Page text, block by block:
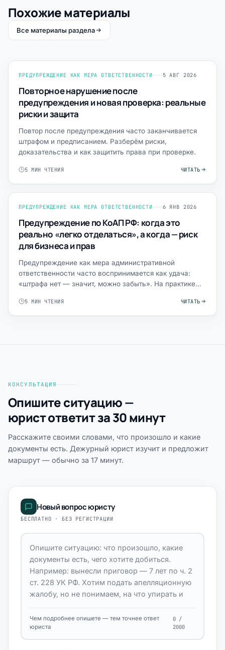
Похожие материалы
Все материалы раздела
ПРЕДУПРЕЖДЕНИЕ КАК МЕРА ОТВЕТСТВЕННОСТИ 5 АВГ 2026
Повторное нарушение после
предупреждения и новая проверка: реальные
риски и защита
Повтор после предупреждения часто заканчивается
штрафом и предписанием. Разберём риски,
доказательства и как защитить права при проверке.
5 МИН ЧТЕНИЯ ЧИТАТЬ
ПРЕДУПРЕЖДЕНИЕ КАК МЕРА ОТВЕТСТВЕННОСТИ 6 ЯНВ 2026
Предупреждение по КоАП РФ: когда это
реально «легко отделаться», а когда — риск
для бизнеса и прав
Предупреждение как мера административной
ответственности часто воспринимается как удача:
«штрафа нет — значит, можно забыть». На практике
5 МИН ЧТЕНИЯ ЧИТАТЬ
КОНСУЛЬТАЦИЯ
Опишите ситуацию —
юрист ответит за 30 минут
Расскажите своими словами, что произошло и какие
документы есть. Дежурный юрист изучит и предложит
маршрут — обычно за 17 минут.
Новый вопрос юристу
БЕСПЛАТНО · БЕЗ РЕГИСТРАЦИИ
Чем подробнее опишете — тем точнее ответ
юриста
0 /
2000